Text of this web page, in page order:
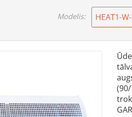
Modelis: HEAT1-